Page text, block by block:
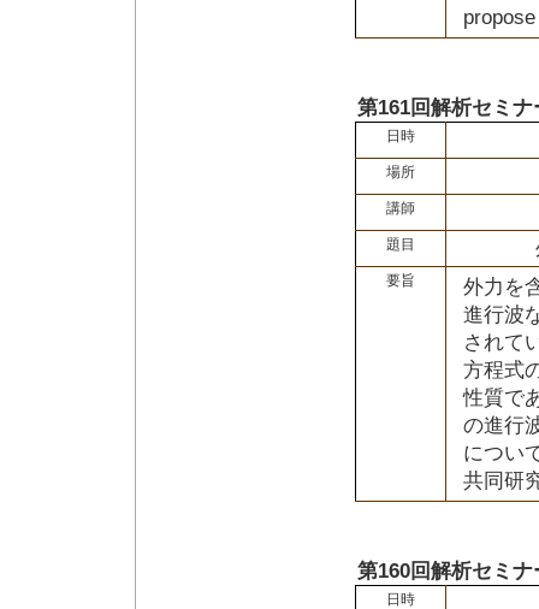
第161回解析セミナ
日時
場所
講師
題目
要旨
外力を
進行波
されて
方程式
性質で
の進行
につい
共同研
第160回解析セミナ
日時